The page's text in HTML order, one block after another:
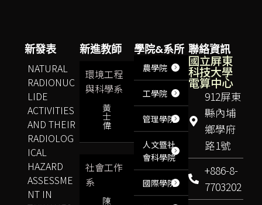
聯絡資訊
國立屏東
科技大學
電算中心
912屏東
縣內埔
鄉學府
路1號
+886-8-
7703202
學院&系所
農學院
工學院
管理學院
人文暨社
會科學院
國際學院
新進教師
環境工程
與科學系
黃
士
偉
社會工作
系
陳
新發表
NATURAL
RADIONUC
LIDE
ACTIVITIES
AND THEIR
RADIOLOG
ICAL
HAZARD
ASSESSME
NT IN